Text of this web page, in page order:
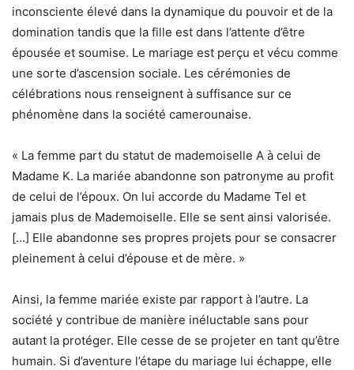
inconsciente élevé dans la dynamique du pouvoir et de la
domination tandis que la fille est dans l’attente d’être
épousée et soumise. Le mariage est perçu et vécu comme
une sorte d’ascension sociale. Les cérémonies de
célébrations nous renseignent à suffisance sur ce
phénomène dans la société camerounaise.
« La femme part du statut de mademoiselle A à celui de
Madame K. La mariée abandonne son patronyme au profit
de celui de l’époux. On lui accorde du Madame Tel et
jamais plus de Mademoiselle. Elle se sent ainsi valorisée.
[…] Elle abandonne ses propres projets pour se consacrer
pleinement à celui d’épouse et de mère. »
Ainsi, la femme mariée existe par rapport à l’autre. La
société y contribue de manière inéluctable sans pour
autant la protéger. Elle cesse de se projeter en tant qu’être
humain. Si d’aventure l’étape du mariage lui échappe, elle